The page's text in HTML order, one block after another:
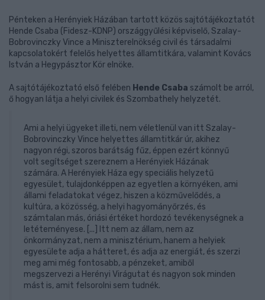
Pénteken a Herényiek Házában tartott közös sajtótájékoztatót
Hende Csaba (Fidesz-KDNP) országgyűlési képviselő, Szalay-
Bobrovinczky Vince a Miniszterelnökség civil és társadalmi
kapcsolatokért felelős helyettes államtitkára, valamint Kovács
István a Hegypásztor Kör elnöke.
A sajtótájékoztató első felében Hende Csaba számolt be arról,
ő hogyan látja a helyi civilek és Szombathely helyzetét.
Ami a helyi ügyeket illeti, nem véletlenül van itt Szalay-
Bobrovinczky Vince helyettes államtitkár úr, akihez
nagyon régi, szoros barátság fűz, éppen ezért könnyű
volt segítséget szereznem a Herényiek Házának
számára. A Herényiek Háza egy speciális helyzetű
egyesület, tulajdonképpen az egyetlen a környéken, ami
állami feladatokat végez, hiszen a közművelődés, a
kultúra, a közösség, a helyi hagyományőrzés, és
számtalan más, óriási értéket hordozó tevékenységnek a
letéteményese. [...] Itt nem az állam, nem az
önkormányzat, nem a minisztérium, hanem a helyiek
egyesülete adja a hátteret, és adja az energiát, és szerzi
meg ami még fontosabb, a pénzeket, amiből
megszervezi a Herényi Virágutat és nagyon sok minden
mást is, amit felsorolni sem tudnék.